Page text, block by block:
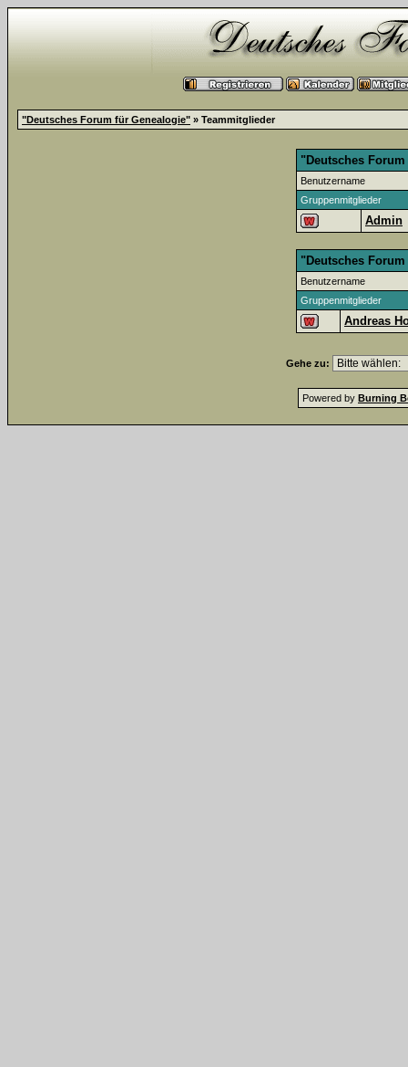
"Deutsches Forum für Genealogie" » Teammitglieder
"Deutsches
Benutzername
Gruppenmitglieder
Admin
"Deutsches
Benutzername
Gruppenmitglieder
Andreas
Gehe zu:
Powered by Burning